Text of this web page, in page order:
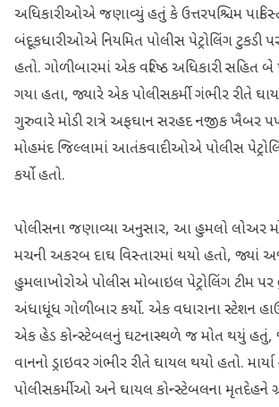
અધિકારીઓએ જણાવ્યું હતું કે ઉત્તરપશ્ચિમ
બંદૂકધારીઓએ નિયમિત પોલીસ પેટ્રોલિંગ ટુકડી
હતો. ગોળીબારમાં એક વરિષ્ઠ અધિકારી સહિત બે
ગયા હતા, જ્યારે એક પોલીસકર્મી ગંભીર રીતે
ગુરુવારે મોડી રાત્રે અફઘાન સરહદ નજીક ખૈબર
મોહમંદ જિલ્લામાં આતંકવાદીઓએ પોલીસ
કર્યો હતો.
પોલીસના જણાવ્યા અનુસાર, આ હુમલો લોઅર
મચની અકરબ દાઘ વિસ્તારમાં થયો હતો, જ્યાં
હુમલાખોરોએ પોલીસ મોબાઇલ પેટ્રોલિંગ ટીમ પર
અંધાધૂંધ ગોળીબાર કર્યો. એક વધારાના સ્ટેશન
એક હેડ કોન્સ્ટેબલનું ઘટનાસ્થળે જ મોત થયું હતું,
વાનનો ડ્રાઇવર ગંભીર રીતે ઘાયલ થયો હતો.
પોલીસકર્મીઓ અને ઘાયલ કોન્સ્ટેબલના મૃતદેહને